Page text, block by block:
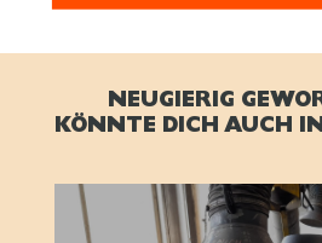
NEUGIERIG
KÖNNTE DICH AUCH